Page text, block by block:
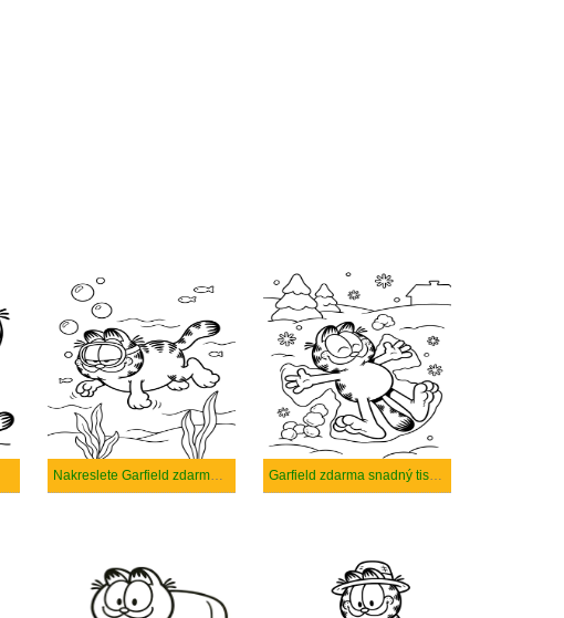
Nakreslete Garfield zdarma prostý tisknutelné Garfield zdarma snadný tisknutelné